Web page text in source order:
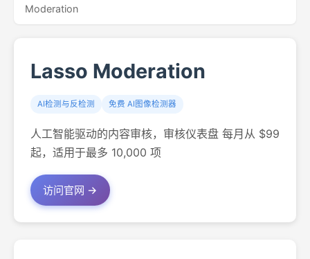
Moderation
Lasso Moderation
AI检测与反检测 免费 AI图像检测器
人工智能驱动的内容审核，审核仪表盘 每月从 $99
起，适用于最多 10,000 项
访问官网 →